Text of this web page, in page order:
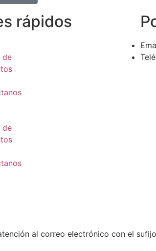
rápidos
de
de
al correo electrónico con el sufijo